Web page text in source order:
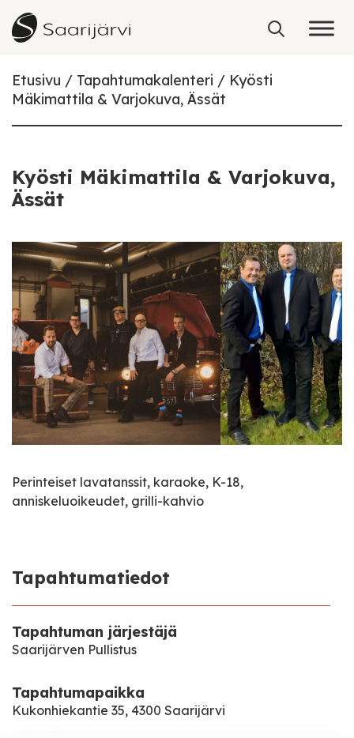
Skip to content
Etusivu Tapahtumakalenteri
Kyösti
Mäkimattila & Varjokuva, Ässät
Kyösti Mäkimattila & Varjokuva,
Ässät
Perinteiset lavatanssit, karaoke, K-18,
anniskeluoikeudet, grilli-kahvio
Tapahtumatiedot
Tapahtuman järjestäjä
Saarijärven Pullistus
Tapahtumapaikka
Kukonhiekantie 35, 4300 Saarijärvi